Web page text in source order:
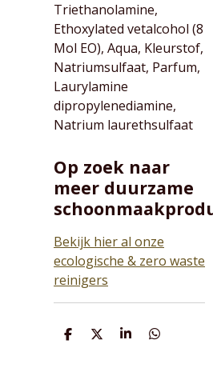
Triethanolamine,
Ethoxylated vetalcohol (8
Mol EO), Aqua, Kleurstof,
Natriumsulfaat, Parfum,
Laurylamine
dipropylenediamine,
Natrium laurethsulfaat
Op zoek naar
meer duurzame
Bekijk hier al onze
ecologische & zero waste
reinigers
D
D
S
D